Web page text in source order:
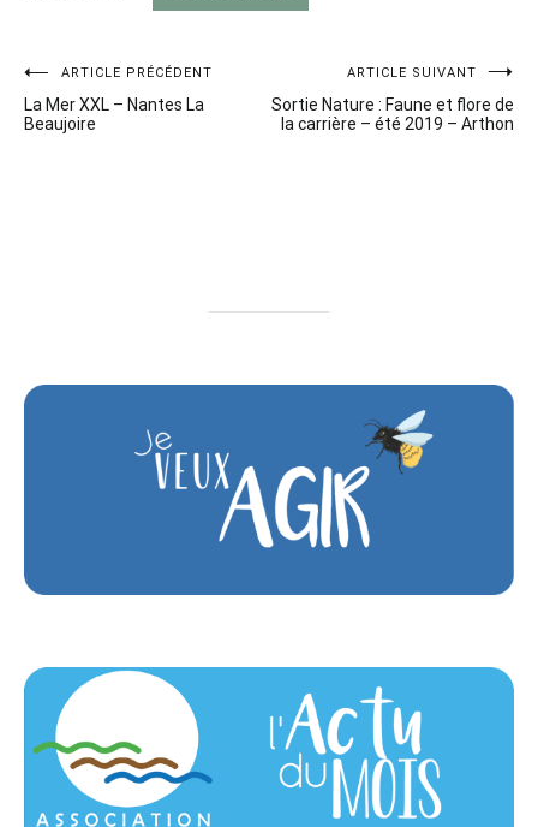
Navigation
de
ARTICLE PRÉCÉDENT
La Mer XXL – Nantes La
Beaujoire
ARTICLE SUIVANT
Sortie Nature : Faune et flore de
la carrière – été 2019 – Arthon